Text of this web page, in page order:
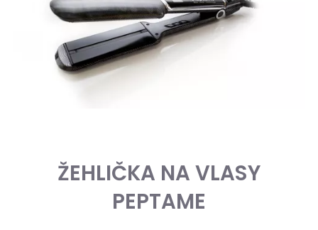
ŽEHLIČKA NA VLASY
PEPTAME